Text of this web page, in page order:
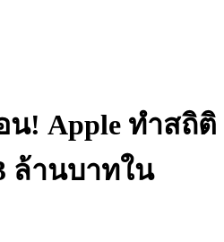
น! Apple ทำสถิติ
ล้านบาทใน